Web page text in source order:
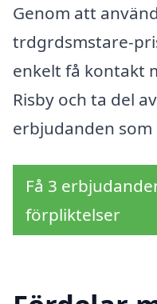
Genom att
trdgrdsmstare-
enkelt få kontakt
Risby och ta del
erbjudanden som
Få 3
förpliktelser